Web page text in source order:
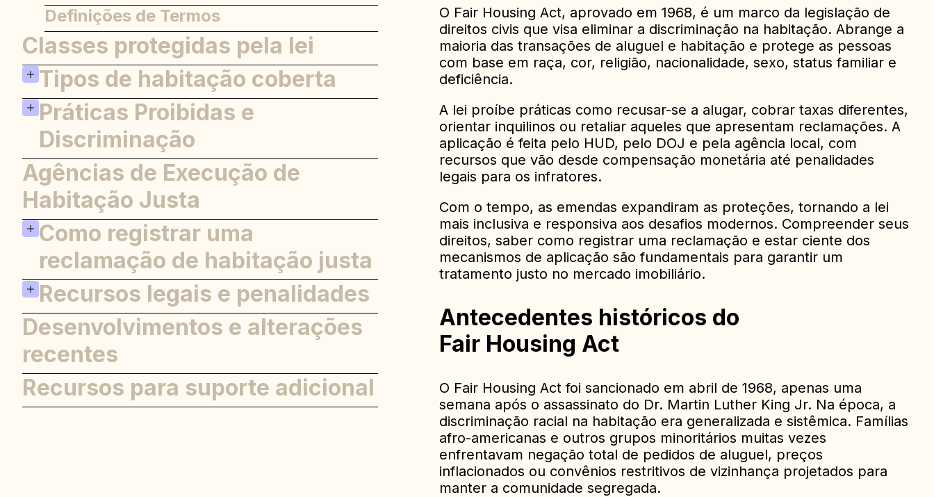
Definições de Termos
Classes protegidas pela lei
Tipos de habitação coberta
Habitação Coberta
Isenções
Práticas Proibidas e
Discriminação
Discriminação de aluguel e venda
Discriminação de hipotecas e
empréstimos
Assédio e retaliação
Direção e Blockbusting
Agências de Execução de
Habitação Justa
Como registrar uma
reclamação de habitação justa
Etapas do processo de reclamação
Recursos legais e penalidades
Remédios para as vítimas
Penalidades para infratores
Desenvolvimentos e alterações
recentes
Recursos para suporte adicional
O Fair Housing Act, aprovado em 1968, é um marco da legislação de
direitos civis que visa eliminar a discriminação na habitação. Abrange a
maioria das transações de aluguel e habitação e protege as pessoas
com base em raça, cor, religião, nacionalidade, sexo, status familiar e
deficiência.
A lei proíbe práticas como recusar-se a alugar, cobrar taxas diferentes,
orientar inquilinos ou retaliar aqueles que apresentam reclamações. A
aplicação é feita pelo HUD, pelo DOJ e pela agência local, com
recursos que vão desde compensação monetária até penalidades
legais para os infratores.
Com o tempo, as emendas expandiram as proteções, tornando a lei
mais inclusiva e responsiva aos desafios modernos. Compreender seus
direitos, saber como registrar uma reclamação e estar ciente dos
mecanismos de aplicação são fundamentais para garantir um
tratamento justo no mercado imobiliário.
Antecedentes históricos do
Fair Housing Act
O Fair Housing Act foi sancionado em abril de 1968, apenas uma
semana após o assassinato do Dr. Martin Luther King Jr. Na época, a
discriminação racial na habitação era generalizada e sistêmica. Famílias
afro-americanas e outros grupos minoritários muitas vezes
enfrentavam negação total de pedidos de aluguel, preços
inflacionados ou convênios restritivos de vizinhança projetados para
manter a comunidade segregada.